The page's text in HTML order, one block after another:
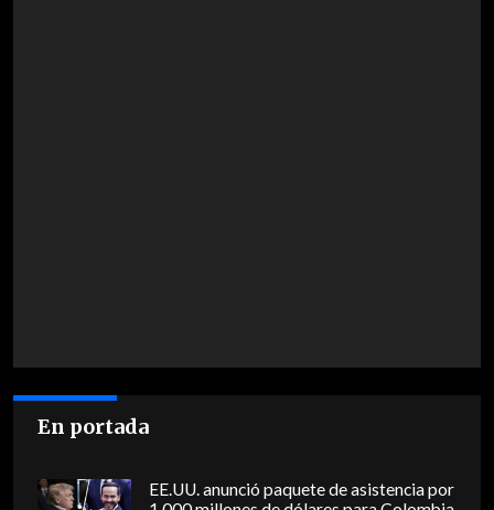
En portada
EE.UU. anunció paquete de asistencia por